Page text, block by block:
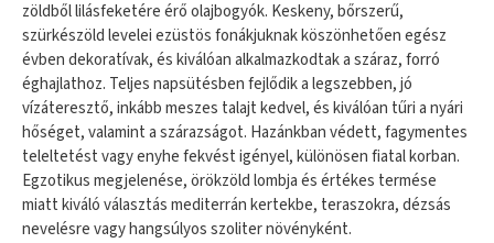
zöldből lilásfeketére érő olajbogyók. Keskeny, bőrszerű,
szürkészöld levelei ezüstös fonákjuknak köszönhetően egész
évben dekoratívak, és kiválóan alkalmazkodtak a száraz, forró
éghajlathoz. Teljes napsütésben fejlődik a legszebben, jó
vízáteresztő, inkább meszes talajt kedvel, és kiválóan tűri a nyári
hőséget, valamint a szárazságot. Hazánkban védett, fagymentes
teleltetést vagy enyhe fekvést igényel, különösen fiatal korban.
Egzotikus megjelenése, örökzöld lombja és értékes termése
miatt kiváló választás mediterrán kertekbe, teraszokra, dézsás
nevelésre vagy hangsúlyos szoliter növényként.